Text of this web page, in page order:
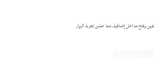
وفتح مداخل إضافية، مما حسّن تجربة الزوار